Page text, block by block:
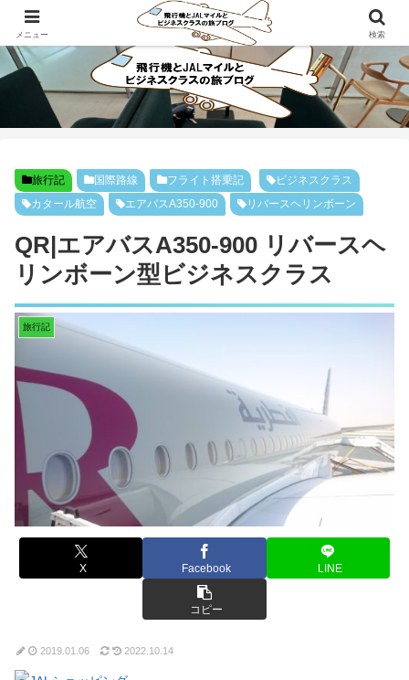
ビジネスクラスで旅にでよう！！
旅行記 国際路線 フライト搭乗記
ビジネスクラス
カタール航空
エアバスA350-900 リバースヘリンボーン
QR|エアバスA350-900 リバースヘ
リンボーン型ビジネスクラス
旅行記
X Facebook LINE
コピー
2019.01.06 2022.10.14
メニュー 検索